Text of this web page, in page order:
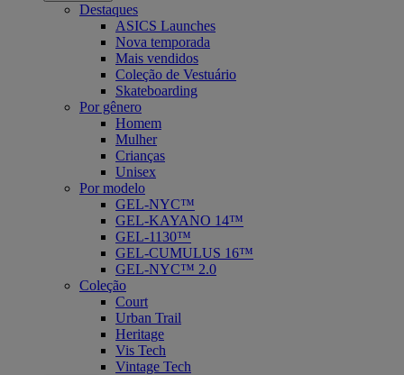
Destaques
ASICS Launches
Nova temporada
Mais vendidos
Coleção de Vestuário
Skateboarding
Por gênero
Homem
Mulher
Crianças
Unisex
Por modelo
GEL-NYC™
GEL-KAYANO 14™
GEL-1130™
GEL-CUMULUS 16™
GEL-NYC™ 2.0
Coleção
Court
Urban Trail
Heritage
Vis Tech
Vintage Tech